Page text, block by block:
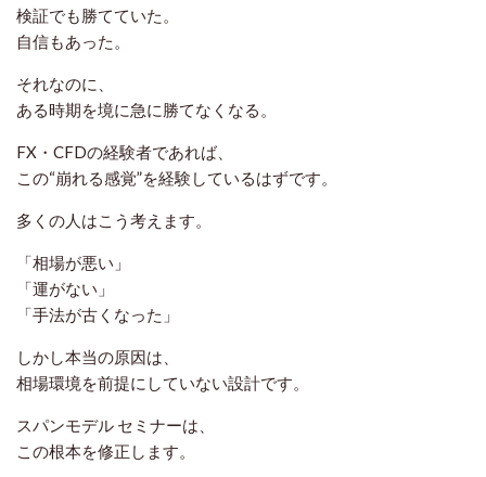
検証でも勝てていた。
自信もあった。
それなのに、
ある時期を境に急に勝てなくなる。
FX・CFDの経験者であれば、
この“崩れる感覚”を経験しているはずです。
多くの人はこう考えます。
「相場が悪い」
「運がない」
「手法が古くなった」
しかし本当の原因は、
相場環境を前提にしていない設計です。
スパンモデル セミナーは、
この根本を修正します。